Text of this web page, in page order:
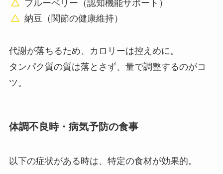
ブルーベリー（認知機能サポート）
納豆（関節の健康維持）
代謝が落ちるため、カロリーは控えめに。
タンパク質の質は落とさず、量で調整するのがコ
ツ。
体調不良時・病気予防の食事
以下の症状がある時は、特定の食材が効果的。